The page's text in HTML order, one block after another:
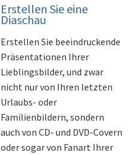
Erstellen Sie eine
Diaschau
Erstellen Sie beeindruckende
Präsentationen Ihrer
Lieblingsbilder, und zwar
nicht nur von Ihren letzten
Urlaubs- oder
Familienbildern, sondern
auch von CD- und DVD-Covern
oder sogar von Fanart Ihrer